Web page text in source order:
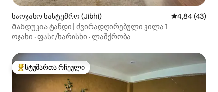
საოჯახო სასტუმრო (Jibhi) საშუალო
4,84 (43)
Მანდუკია ტანდი | ძვირადღირებული ვილა 1
ოჯახი · ფასი/ხარისხი · ლაშქრობა
სტუმართა რჩეული მოწინავე ვარიანტი
სტუმართა რჩეული